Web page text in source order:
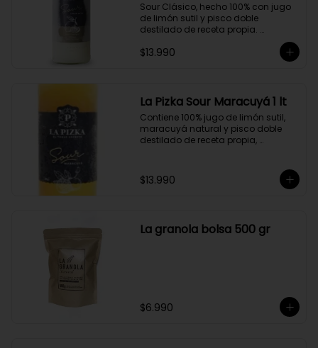
Sour Clásico, hecho 100% con jugo
de limón sutil y pisco doble
destilado de receta propia.
Elaborado en el corazón del Valle
del Elqui, hecho a partir de uva
$13.990
La Pizka Sour Maracuyá 1 lt
Contiene 100% jugo de limón sutil,
maracuyá natural y pisco doble
destilado de receta propia,
Características:
duración es de 12 meses a partir de
$13.990
La granola bolsa 500 gr
$6.990